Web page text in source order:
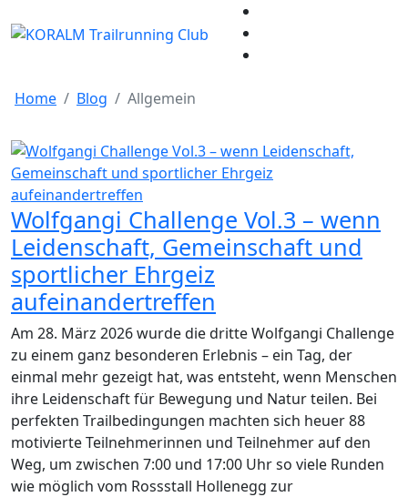
Home Blog Allgemein
Wolfgangi Challenge Vol.3 – wenn
Leidenschaft, Gemeinschaft und
sportlicher Ehrgeiz
aufeinandertreffen
Am 28. März 2026 wurde die dritte Wolfgangi Challenge
zu einem ganz besonderen Erlebnis – ein Tag, der
einmal mehr gezeigt hat, was entsteht, wenn Menschen
ihre Leidenschaft für Bewegung und Natur teilen. Bei
perfekten Trailbedingungen machten sich heuer 88
motivierte Teilnehmerinnen und Teilnehmer auf den
Weg, um zwischen 7:00 und 17:00 Uhr so viele Runden
wie möglich vom Rossstall Hollenegg zur